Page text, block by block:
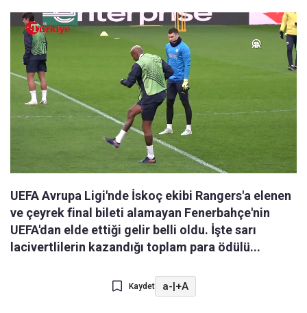
UEFA Avrupa Ligi'nde İskoç ekibi Rangers'a elenen
ve çeyrek final bileti alamayan Fenerbahçe'nin
UEFA'dan elde ettiği gelir belli oldu. İşte sarı
lacivertlilerin kazandığı toplam para ödülü...
Kaydet a-|+A